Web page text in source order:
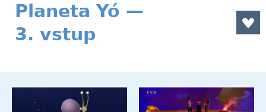
Planeta Yó —
3. vstup